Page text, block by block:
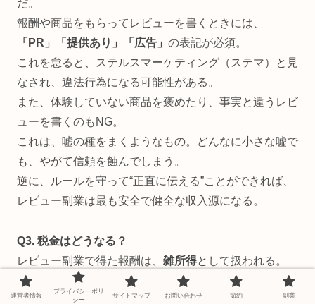
だ。
報酬や商品をもらってレビューを書くときには、
「PR」「提供あり」「広告」 の表記が必須。
これを怠ると、ステルスマーケティング（ステマ）と見
なされ、違法行為になる可能性がある。
また、体験していない商品を褒めたり、事実と違うレビ
ューを書くのもNG。
これは、嘘の種をまくようなもの。どんなに小さな嘘で
も、やがて信頼を蝕んでしまう。
逆に、ルールを守って“正直に伝える”ことができれば、
レビュー副業は最も安全で健全な収入源になる。
Q3. 税金はどうなる？
レビュー副業で得た報酬は、 雑所得として扱われる。
年間20万円を超えたら、確定申告が必要だ。
たとえばクラウドワークスやココナラのような大手サイ
運営者情報
プライバシーポリ
シー
サイトマップ お問い合わせ 節約 副業